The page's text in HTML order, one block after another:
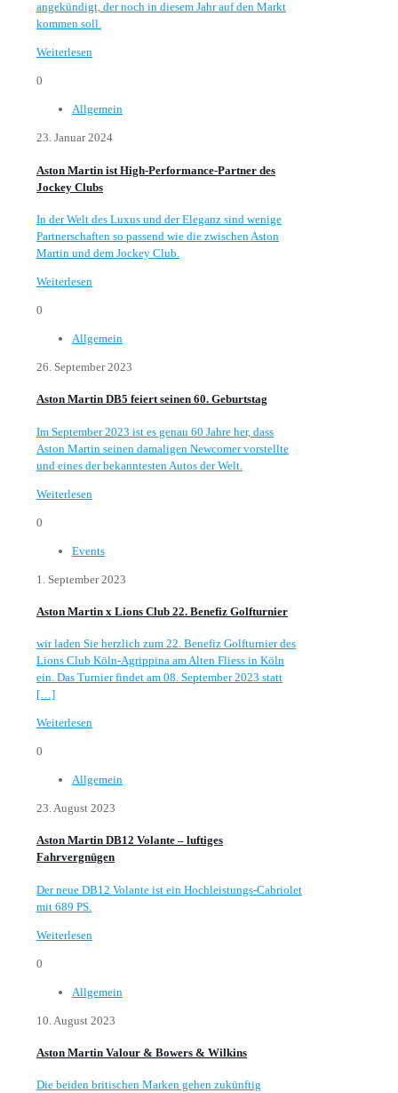
angekündigt, der noch in diesem Jahr auf den Markt
kommen soll.
Weiterlesen
0
Allgemein
23. Januar 2024
Aston Martin ist High-Performance-Partner des
Jockey Clubs
In der Welt des Luxus und der Eleganz sind wenige
Partnerschaften so passend wie die zwischen Aston
Martin und dem Jockey Club.
Weiterlesen
0
Allgemein
26. September 2023
Aston Martin DB5 feiert seinen 60. Geburtstag
Im September 2023 ist es genau 60 Jahre her, dass
Aston Martin seinen damaligen Newcomer vorstellte
und eines der bekanntesten Autos der Welt.
Weiterlesen
0
Events
1. September 2023
Aston Martin x Lions Club 22. Benefiz Golfturnier
wir laden Sie herzlich zum 22. Benefiz Golfturnier des
Lions Club Köln-Agrippina am Alten Fliess in Köln
ein. Das Turnier findet am 08. September 2023 statt
[…]
Weiterlesen
0
Allgemein
23. August 2023
Aston Martin DB12 Volante – luftiges
Fahrvergnügen
Der neue DB12 Volante ist ein Hochleistungs-Cabriolet
mit 689 PS.
Weiterlesen
0
Allgemein
10. August 2023
Aston Martin Valour & Bowers & Wilkins
Die beiden britischen Marken gehen zukünftig